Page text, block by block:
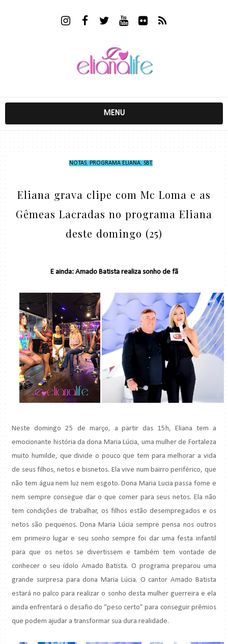
MENU
NOTAS, PROGRAMA ELIANA, SBT,
Eliana grava clipe com Mc Loma e as
Gêmeas Lacradas no programa Eliana
deste domingo (25)
E ainda: Amado Batista realiza sonho de fã
Neste domingo 25 de março, a partir das 15h, Eliana tem a
emocionante história da dona Maria Lúcia, uma mulher de Fortaleza
muito humilde, que divide o pouco que tem para melhorar a vida
de seus filhos, netos e bisnetos. Ela vive num bairro periférico, que
não tem água nem luz nem esgoto. Dona Maria Lucia passa fome e
nem sempre consegue dar o que comer para seus netos. Ela não
tem condições de trabalhar, os filhos estão desempregados e os
netos são pequenos. Dona Maria Lúcia sempre pensa nos outros
em primeiro lugar e seu sonho sempre foi dar uma festa infantil
para que os netos se divertissem e também tem vontade de
conhecer o seu ídolo Amado Batista. O programa preparou uma
grande surpresa para dona Maria Lúcia. O cantor Amado Batista
estará no palco para realizar o sonho desta mulher guerreira e ela
ainda enfrentará o desafio do “peso certo” para conseguir prêmios
que podem ajudar a transformar sua dura realidade.